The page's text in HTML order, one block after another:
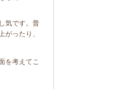
気です。普
ったり、
を考えてこ